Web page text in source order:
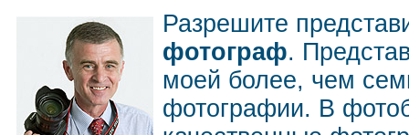
Разрешите
фотограф.
моей более, чем
фотографии. В